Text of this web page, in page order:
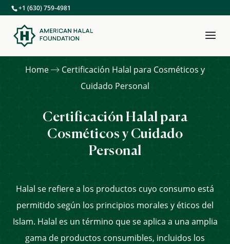
+1 (630) 759-4981
Home
Certificación Halal para Cosméticos y
Cuidado Personal
Certificación Halal para
Cosméticos y Cuidado
Personal
Halal se refiere a los productos cuyo consumo está
permitido según los principios morales y éticos del
Islam. Halal es un término que se aplica a una amplia
gama de productos consumibles, incluidos los